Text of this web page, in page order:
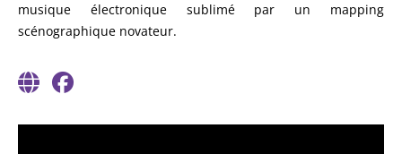
musique électronique sublimé par un mapping
scénographique novateur.